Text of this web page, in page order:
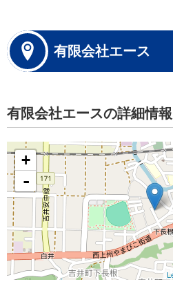
有限会社エース
有限会社エースの詳細情報
+
-